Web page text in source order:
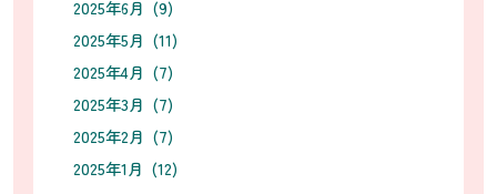
2025年6月 (9)
2025年5月 (11)
2025年4月 (7)
2025年3月 (7)
2025年2月 (7)
2025年1月 (12)